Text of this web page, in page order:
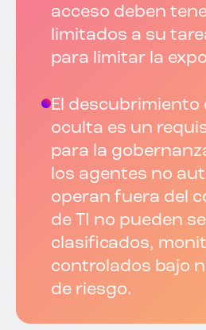
acceso deben
limitados a su
para limitar la
El descubrimiento
oculta es un
para la
los agentes no
operan fuera del
de TI no pueden
clasificados,
controlados bajo
de riesgo.